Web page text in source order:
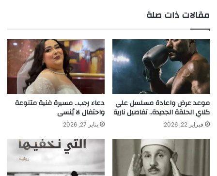
مقالات ذات صلة
موعد عرض واعادة مسلسل علي
كلاي الحلقة الجديدة.. تفاصيل نارية
فبراير 22, 2026
دعاء رجب.. مسيرة فنية متنوعة
واحتفال لا يُنسى
يناير 27, 2026